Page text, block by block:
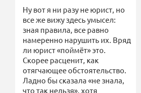
Ну вот я ни разу не юрист, но
все же вижу здесь умысел:
зная правила, все равно
намеренно нарушить их. Вряд
ли юрист «поймёт» это.
Скорее расценит, как
отягчающее обстоятельство.
Ладно бы сказала «не знала,
что так нельзя», хотя